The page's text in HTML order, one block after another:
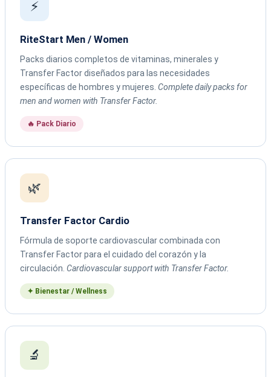
⚡
RiteStart Men / Women
Packs diarios completos de vitaminas, minerales y
Transfer Factor diseñados para las necesidades
específicas de hombres y mujeres. Complete daily packs for
men and women with Transfer Factor.
🔥 Pack Diario
🌿
Transfer Factor Cardio
Fórmula de soporte cardiovascular combinada con
Transfer Factor para el cuidado del corazón y la
circulación. Cardiovascular support with Transfer Factor.
✦ Bienestar / Wellness
🔬